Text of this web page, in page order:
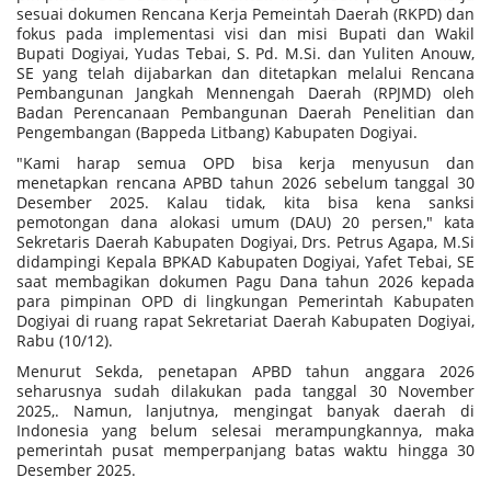
sesuai dokumen Rencana Kerja Pemeintah Daerah (RKPD) dan
fokus pada implementasi visi dan misi Bupati dan Wakil
Bupati Dogiyai, Yudas Tebai, S. Pd. M.Si. dan Yuliten Anouw,
SE yang telah dijabarkan dan ditetapkan melalui Rencana
Pembangunan Jangkah Mennengah Daerah (RPJMD) oleh
Badan Perencanaan Pembangunan Daerah Penelitian dan
Pengembangan (Bappeda Litbang) Kabupaten Dogiyai.
"Kami harap semua OPD bisa kerja menyusun dan
menetapkan rencana APBD tahun 2026 sebelum tanggal 30
Desember 2025. Kalau tidak, kita bisa kena sanksi
pemotongan dana alokasi umum (DAU) 20 persen," kata
Sekretaris Daerah Kabupaten Dogiyai, Drs. Petrus Agapa, M.Si
didampingi Kepala BPKAD Kabupaten Dogiyai, Yafet Tebai, SE
saat membagikan dokumen Pagu Dana tahun 2026 kepada
para pimpinan OPD di lingkungan Pemerintah Kabupaten
Dogiyai di ruang rapat Sekretariat Daerah Kabupaten Dogiyai,
Rabu (10/12).
Menurut Sekda, penetapan APBD tahun anggara 2026
seharusnya sudah dilakukan pada tanggal 30 November
2025,. Namun, lanjutnya, mengingat banyak daerah di
Indonesia yang belum selesai merampungkannya, maka
pemerintah pusat memperpanjang batas waktu hingga 30
Desember 2025.